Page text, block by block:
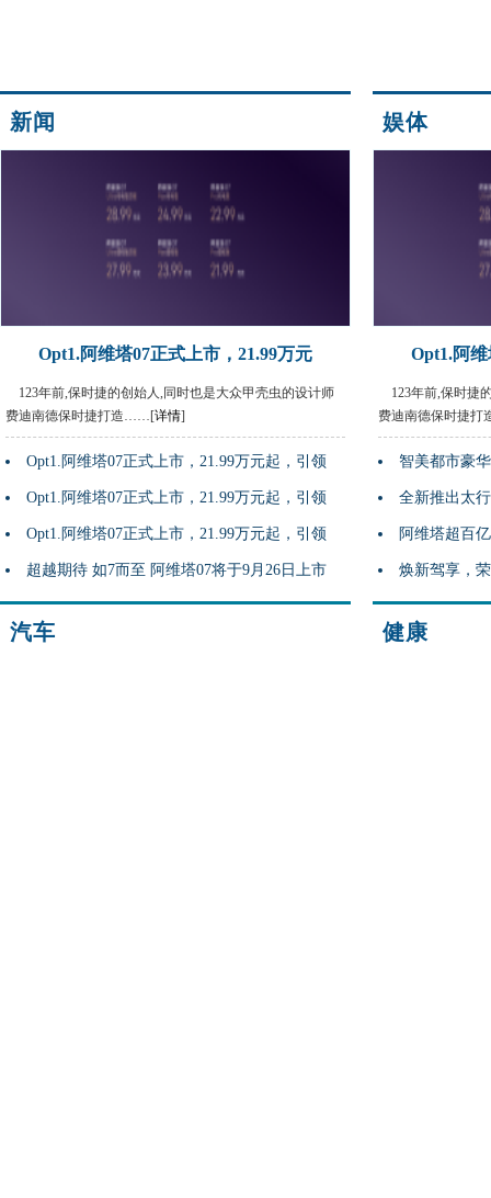
新闻
Opt1.阿维塔07正式上市，21.99万元
123年前,保时捷的创始人,同时也是大众甲壳虫的设计师
费迪南德保时捷打造……[详情]
Opt1.阿维塔07正式上市，21.99万元起，引领
Opt1.阿维塔07正式上市，21.99万元起，引领
Opt1.阿维塔07正式上市，21.99万元起，引领
超越期待 如7而至 阿维塔07将于9月26日上市
娱体
Opt1.阿
123年前,保时捷
费迪南德保时捷
智美都市豪
全新推出太
阿维塔超百
焕新驾享，
汽车 健康